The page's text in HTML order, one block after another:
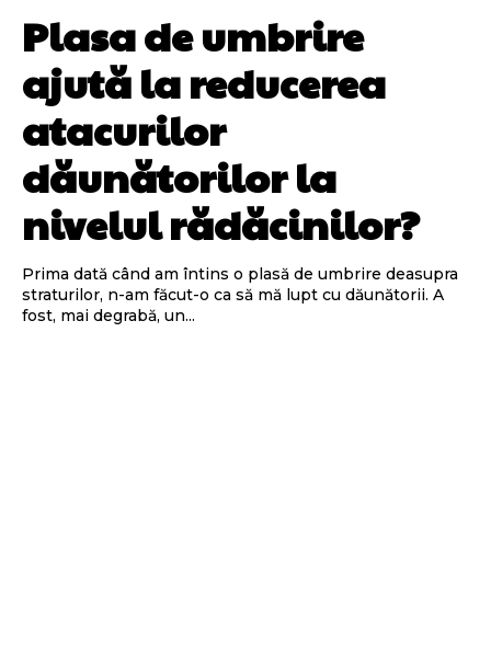
Plasa de umbrire
ajută la reducerea
atacurilor
dăunătorilor la
nivelul rădăcinilor?
Prima dată când am întins o plasă de umbrire deasupra
straturilor, n-am făcut-o ca să mă lupt cu dăunătorii. A
fost, mai degrabă, un...